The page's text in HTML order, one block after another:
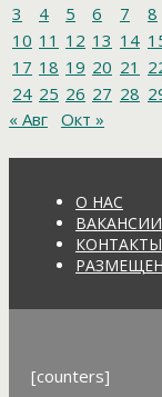
3
4 5 6 7 8
10 11 12 13 14
17 18 19 20 21
24 25 26 27 28
« Авг Окт »
О НАС
ВАКАНСИИ
КОНТАКТЫ
[counters]